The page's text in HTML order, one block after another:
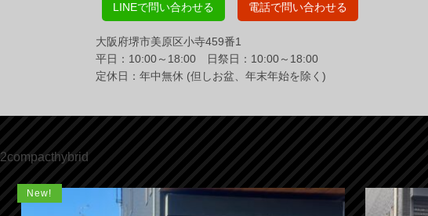
LINEで問い合わせる 電話で問い合わせる
大阪府堺市美原区小寺459番1
平日：10:00～18:00 日祭日：10:00～18:00
定休日：年中無休 (但しお盆、年末年始を除く)
2compacthybrid
New!